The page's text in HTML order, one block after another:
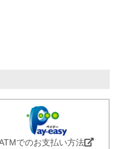
でのお支払い方法